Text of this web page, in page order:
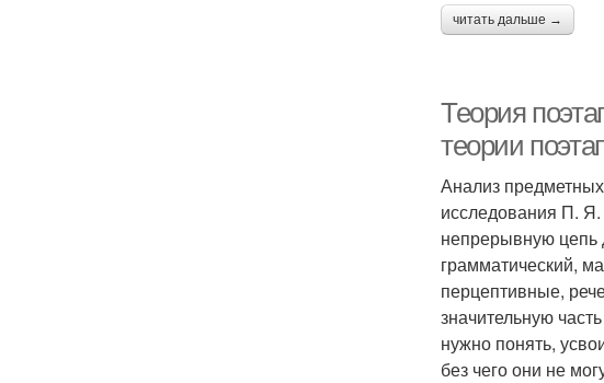
читать дальше →
Теория
теории
Анализ
исследования П.
непрерывную цепь
грамматический,
перцептивные,
значительную
нужно понять,
без чего они не